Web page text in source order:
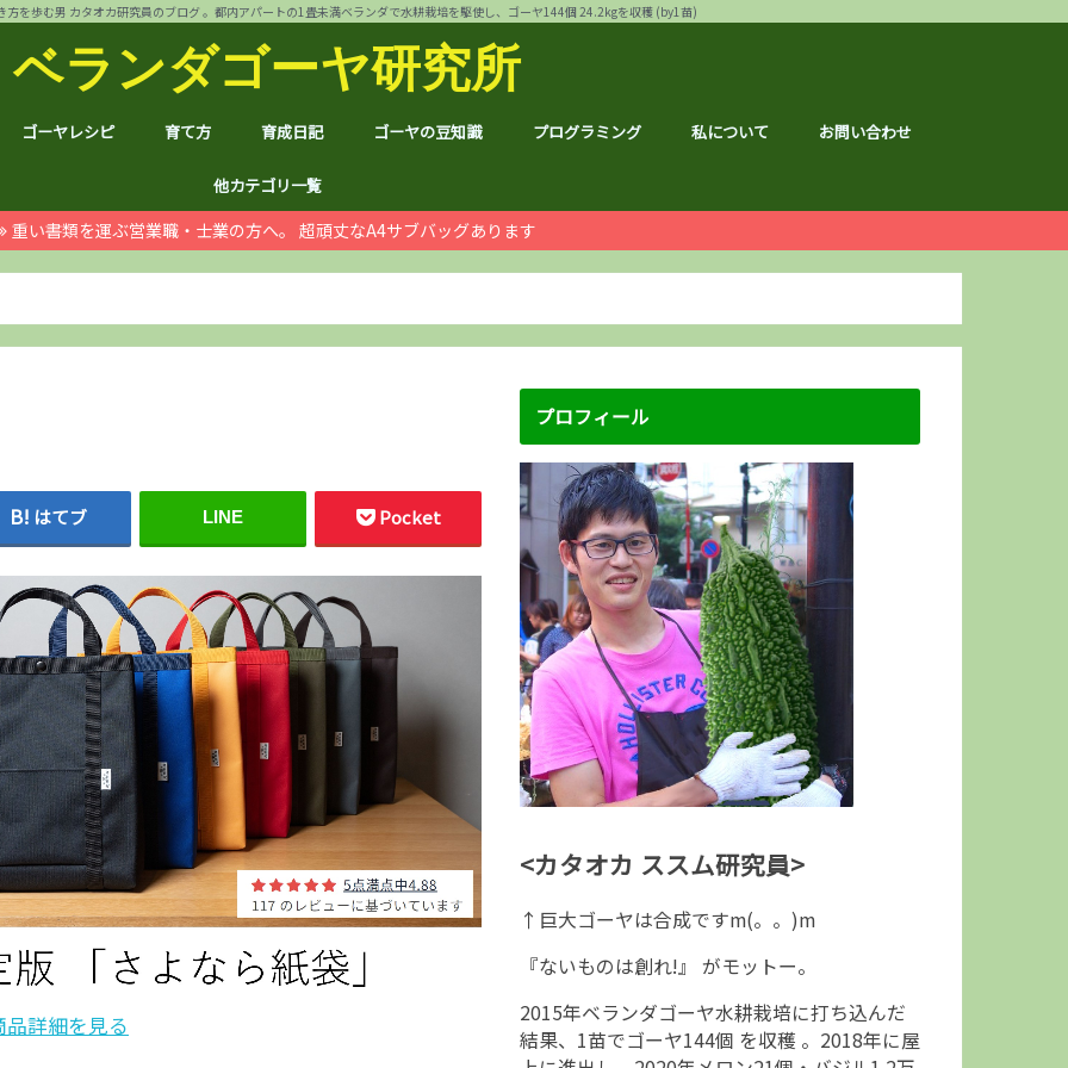
を歩む男 カタオカ研究員のブログ 。都内アパートの1畳未満ベランダで水耕栽培を駆使し、ゴーヤ144個 24.2kgを収穫 (by1苗)
ベランダゴーヤ研究所
ゴーヤレシピ 育て方
自動給水装置
ハイポニカ水耕栽培とは
ノウハウ
育成日記
ほんわか
日常
月例報告
収支決算
ゴーヤの豆知識 プログラミング 私について お問い合わせ
他カテゴリ一覧
ゴジラ
空き家
PC・スマホ
シャープ
ドローン
ブログ運営 月次運営報告
ノウハウ
ブロフェス
ムダ知識 顔ハメ
お宝記事
サカナクション
ハンドメイド
マラソン 上野の森ハーフマラソン
荒川リバーサイドマラソン
久喜マラソン
体幹トレーニング
RX100
子育て
#地域ブログ 地元広島のこと
北区のこと
荒川区のこと
台東区のこと
茨城のこと
京都のこと
グルメ
株式投資・お金 個別銘柄分析
株主総会レポ
株主優待
雑貨屋ブルドッグ
仮想通貨
本多静六
お得な節約情報
ふるさと納税
重い書類を運ぶ営業職・士業の方へ。 超頑丈なA4サブバッグあります
はてブ LINE Pocket
詳細を見る
プロフィール
<カタオカ ススム研究員>
↑巨大ゴーヤは合成ですm(。。)m
『ないものは創れ!』 がモットー。
2015年ベランダゴーヤ水耕栽培に打ち込んだ
結果、1苗でゴーヤ144個 を収穫 。2018年に屋